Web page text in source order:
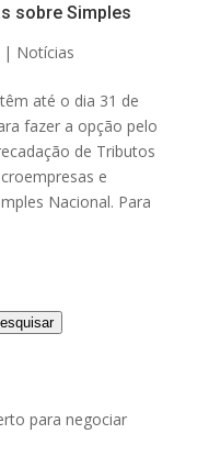
sobre Simples
Notícias
até o dia 31 de
fazer a opção pelo
de Tributos
e
Nacional. Para
para negociar